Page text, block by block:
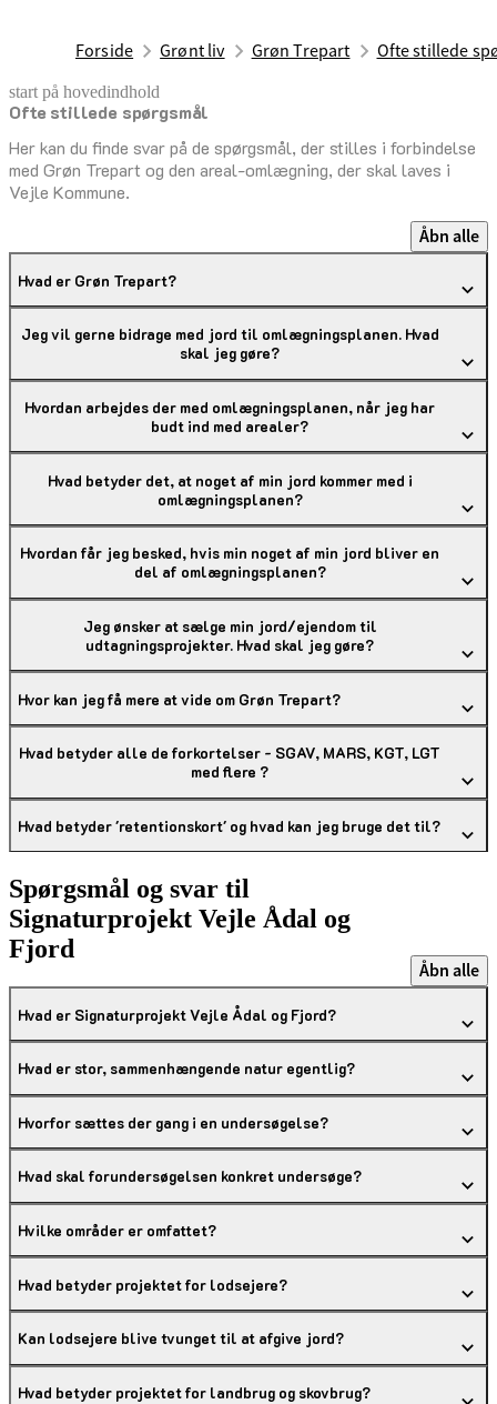
Forside Grønt liv Grøn Trepart Ofte stillede
start på hovedindhold
Ofte stillede spørgsmål
Her kan du finde svar på de spørgsmål, der stilles i forbindelse
med Grøn Trepart og den areal-omlægning, der skal laves i
Vejle Kommune.
senest opdateret 1. juni 2026
Åbn alle
Hvad er Grøn Trepart?
Jeg vil gerne bidrage med jord til omlægningsplanen. Hvad
skal jeg gøre?
Hvordan arbejdes der med omlægningsplanen, når jeg har
budt ind med arealer?
Hvad betyder det, at noget af min jord kommer med i
omlægningsplanen?
Hvordan får jeg besked, hvis min noget af min jord bliver en
del af omlægningsplanen?
Jeg ønsker at sælge min jord/ejendom til
udtagningsprojekter. Hvad skal jeg gøre?
Hvor kan jeg få mere at vide om Grøn Trepart?
Hvad betyder alle de forkortelser - SGAV, MARS, KGT, LGT
med flere ?
Hvad betyder 'retentionskort' og hvad kan jeg bruge det til?
Spørgsmål og svar til
Signaturprojekt Vejle Ådal og
Fjord
Åbn alle
Hvad er Signaturprojekt Vejle Ådal og Fjord?
Hvad er stor, sammenhængende natur egentlig?
Hvorfor sættes der gang i en undersøgelse?
Hvad skal forundersøgelsen konkret undersøge?
Hvilke områder er omfattet?
Hvad betyder projektet for lodsejere?
Kan lodsejere blive tvunget til at afgive jord?
Hvad betyder projektet for landbrug og skovbrug?